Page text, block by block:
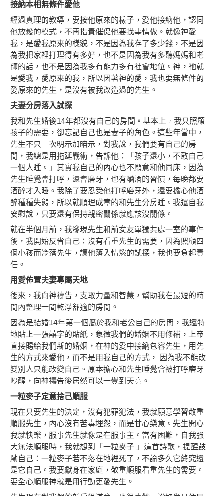
接納本相無條件愛他
經過真理的教導，要按他原來的樣子，愛他接納他，認同
他放鬆的模式，不再指責催促他要找事情做。就像神愛
我，是愛我原來的樣貌，不是因為我存了多少錢，不是因
為我把家裡打理得有多好，也不是因為我有多聽媽媽和老
師的話，也不是因為我多有能力多有社會地位。神，祂就
是愛我，愛原來的我，所以因著神的愛，我也要無條件的
愛原來的先生，是沒有被我改造過的先生。
夫妻分房落入試探
我和先生婚後14年都沒有自己的房間。基本上，我只照顧
孩子的需要，卻忘記自己也是妻子的角色。這些年當中，
先生不只一次明示加暗示，對我說，我們要有自己的房
間，我總是用拖延戰術，告訴他：「孩子還小，不敢自己
一個人睡。」其實我自己的內心也不願意和他同床，因為
先生睡覺會打呼，還會磨牙，也有酗酒的習慣，每晚都要
酒醉才入睡。我除了要忍受他打呼磨牙外，還要擔心他酒
醉種種失態，所以就順理成章的和先生分房睡。我還自我
安慰說，只要還有保持親密關係就應該沒關係。
就在半個月前，我發現先生和前女友單獨共處一室的事件
後，我開始反省自己：沒有看重先生的需要，因為照顧四
個小孩而冷落先生，讓他落入情慾的試探，我也要負起責
任。
用愛佈置夫妻專屬天地
後來，我向神禱告，支取力量和智慧，幫助我在最短的時
間內整理一間乾淨舒適的房間。
因為是結婚14年第一個屬於我和老公自己的房間，我還特
地貼上一張囍字的貼紙，象徵我們的婚姻不用修補，上帝
直接賜給我們新的婚姻，在神的愛中接納包容先生，用先
生的方式來愛他，而不是用我自己的方式， 因為我不能改
變別人只能改變自己。原本擔心和先生睡覺會被打呼磨牙
吵醒，向神禱告後居然可以一覺到天亮。
一粒麥子定意捨己順服
現在只要先生的決定，沒有犯罪犯法，我就願意學習敬重
順服先生，內心沒有苦毒埋怨，而是甘心樂意。先生開心
我就快樂，服事先生就像是在服事主。當有困難，自我強
大無法順服時，我就想到「一粒麥子 」這首詩歌，提醒鼓
勵自己：一粒麥子若不落在地裡死了，不論多久它終究還
是它自己。我要獻身在家庭，敬重順服看重先生的需要。
要全心順服神就是用行動更愛先生。